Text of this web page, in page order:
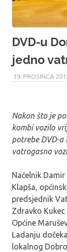
DVD-u
jedno
19. PROSINCA
Nakon što je
kombi vozilo
potrebe DVD-a
vatrogasno
Načelnik
Klapša,
predsjednik
Zdravko
Općine
Ladanju
lokalnog